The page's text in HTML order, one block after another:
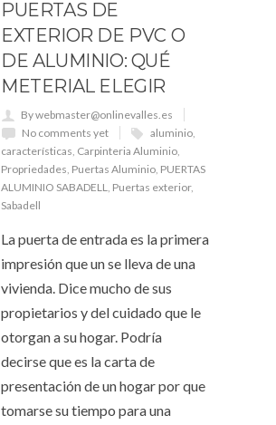
PUERTAS DE
EXTERIOR DE PVC O
DE ALUMINIO: QUÉ
METERIAL ELEGIR
By webmaster@onlinevalles.es
No comments yet
aluminio,
características, Carpinteria Aluminio,
Propriedades, Puertas Aluminio, PUERTAS
ALUMINIO SABADELL, Puertas exterior,
Sabadell
La puerta de entrada es la primera
impresión que un se lleva de una
vivienda. Dice mucho de sus
propietarios y del cuidado que le
otorgan a su hogar. Podría
decirse que es la carta de
presentación de un hogar por que
tomarse su tiempo para una